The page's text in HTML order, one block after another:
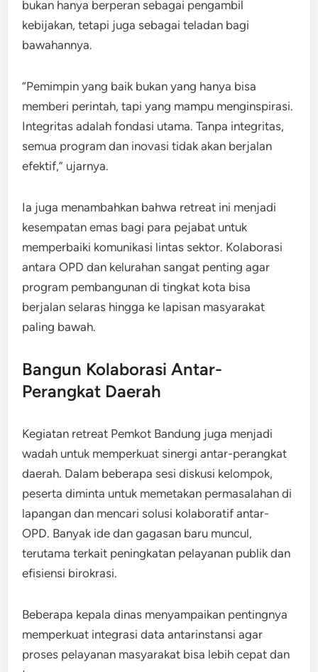
bukan hanya berperan sebagai pengambil
kebijakan, tetapi juga sebagai teladan bagi
bawahannya.
“Pemimpin yang baik bukan yang hanya bisa
memberi perintah, tapi yang mampu menginspirasi.
Integritas adalah fondasi utama. Tanpa integritas,
semua program dan inovasi tidak akan berjalan
efektif,” ujarnya.
Ia juga menambahkan bahwa retreat ini menjadi
kesempatan emas bagi para pejabat untuk
memperbaiki komunikasi lintas sektor. Kolaborasi
antara OPD dan kelurahan sangat penting agar
program pembangunan di tingkat kota bisa
berjalan selaras hingga ke lapisan masyarakat
paling bawah.
Bangun Kolaborasi Antar-
Perangkat Daerah
Kegiatan retreat Pemkot Bandung juga menjadi
wadah untuk memperkuat sinergi antar-perangkat
daerah. Dalam beberapa sesi diskusi kelompok,
peserta diminta untuk memetakan permasalahan di
lapangan dan mencari solusi kolaboratif antar-
OPD. Banyak ide dan gagasan baru muncul,
terutama terkait peningkatan pelayanan publik dan
efisiensi birokrasi.
Beberapa kepala dinas menyampaikan pentingnya
memperkuat integrasi data antarinstansi agar
proses pelayanan masyarakat bisa lebih cepat dan